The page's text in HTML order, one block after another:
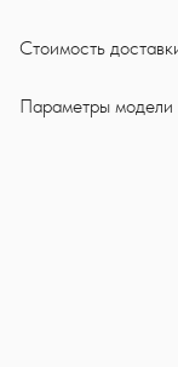
Стоимость
Параметры модели